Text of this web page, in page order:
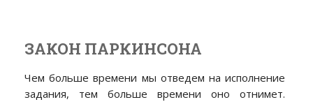
ЗАКОН ПАРКИНСОНА
Чем больше времени мы отведем на исполнение
задания, тем больше времени оно отнимет.